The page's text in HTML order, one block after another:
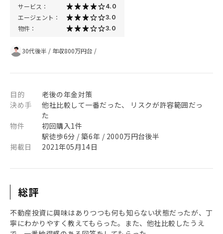
サービス： 4.0
エージェント： 3.0
物件： 3.0
30代後半 / 年収800万円台 /
目的
老後の年金対策
決め手
他社比較して一番だった、 リスクが許容範囲だっ
た
物件
初回購入1件
駅徒歩6分 / 築6年 / 2000万円台後半
掲載日
2021年05月14日
総評
不動産投資に興味はありつつも何も知らない状態だったが、丁
寧にわかりやすく教えてもらった。また、他社比較したうえ